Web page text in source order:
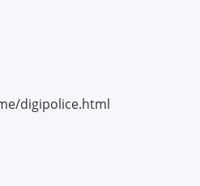
digipolice.html